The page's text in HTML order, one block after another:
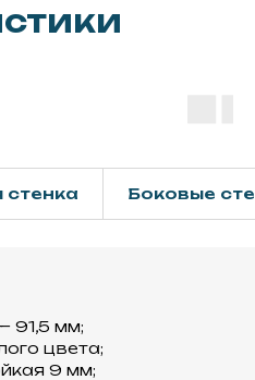
стенка Боковые
91,5 мм;
цвета;
9 мм;